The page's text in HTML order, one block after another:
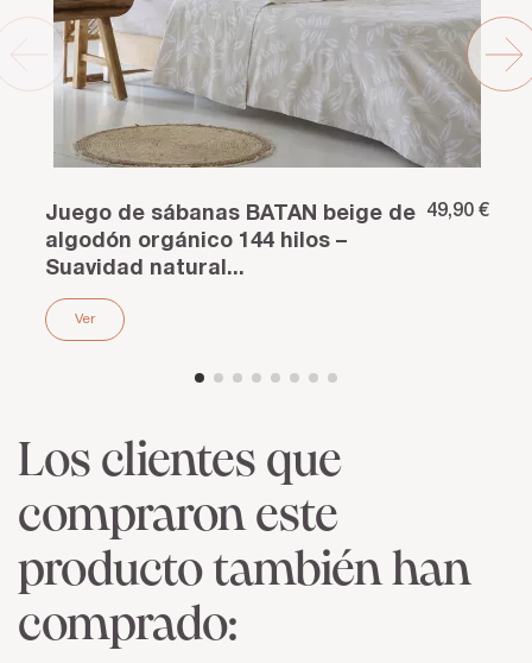
Juego de sábanas BATAN beige de
algodón orgánico 144 hilos –
Suavidad natural...
49,90 €
Ver
Los clientes que
compraron este
producto también han
comprado: